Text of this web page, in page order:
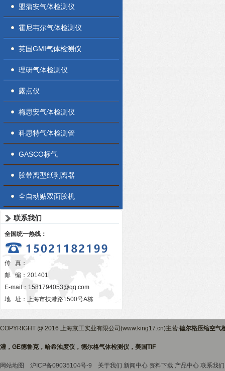
盟蒲安气体检测仪
霍尼韦尔气体检测仪
英国GMI气体检测仪
理研气体检测仪
露点仪
梅思安气体检测仪
科思特气体检测管
GASCO标气
胶带离型纸剥离器
全自动贴双面胶机
联系我们
全国统一热线：
传 真：
邮 编：201401
E-mail： 1581794053@qq.com
地 址：上海市扶港路1500号A栋
COPYRIGHT @ 2016 上海京工实业有限公司(www.king17.cn)主营:德尔格压缩空气
灌，GE德鲁克，哈希浊度仪，德尔格气体检测仪，美国TIF
网站地图 沪ICP备09035104号-9 关于我们 新闻中心 资料下载 产品中心 联系我们